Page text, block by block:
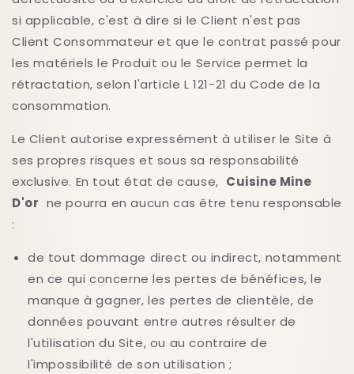
si applicable, c'est à dire si le Client n'est pas
Client Consommateur et que le contrat passé pour
les matériels le Produit ou le Service permet la
rétractation, selon l'article L 121-21 du Code de la
consommation.
Le Client autorise expressément à utiliser le Site à
ses propres risques et sous sa responsabilité
exclusive. En tout état de cause, Cuisine Mine
D'or ne pourra en aucun cas être tenu responsable
:
de tout dommage direct ou indirect, notamment
en ce qui concerne les pertes de bénéfices, le
manque à gagner, les pertes de clientèle, de
données pouvant entre autres résulter de
l'utilisation du Site, ou au contraire de
l'impossibilité de son utilisation ;